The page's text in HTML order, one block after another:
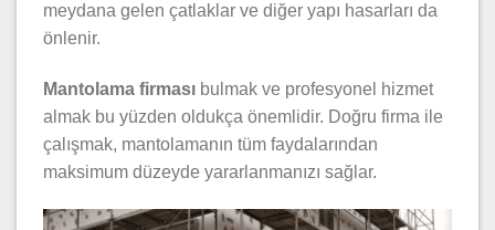
meydana gelen çatlaklar ve diğer yapı hasarları da
önlenir.
Mantolama firması bulmak ve profesyonel hizmet
almak bu yüzden oldukça önemlidir. Doğru firma ile
çalışmak, mantolamanın tüm faydalarından
maksimum düzeyde yararlanmanızı sağlar.